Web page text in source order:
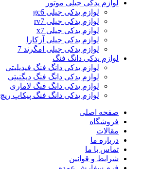
لوازم یدکی جیلی موتور
لوازم یدکی جیلی gc6
لوازم یدکی جیلی rv7
لوازم یدکی جیلی x7
لوازم یدکی جیلی آزکارا
لوازم یدکی جیلی امگرند 7
لوازم یدکی دانگ فنگ
لوازم یدکی دانگ فنگ فیدیلیتی
لوازم یدکی دانگ فنگ دیگنیتی
لوازم یدکی دانگ فنگ لاماری
لوازم یدکی دانگ فنگ پیکاپ ریچ
صفحه اصلی
فروشگاه
مقالات
درباره ما
تماس با ما
شرایط و قوانین